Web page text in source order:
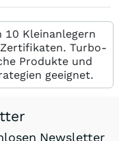
Kleinanlegern
Turbo-
Produkte und
geeignet.
Newsletter